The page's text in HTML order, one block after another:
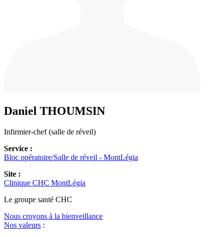
Daniel THOUMSIN
Infirmier-chef (salle de réveil)
Service :
Bloc opératoire/Salle de réveil - MontLégia
Site :
Clinique CHC MontLégia
Le groupe santé CHC
Nous croyons à la bienveillance
Nos valeurs :